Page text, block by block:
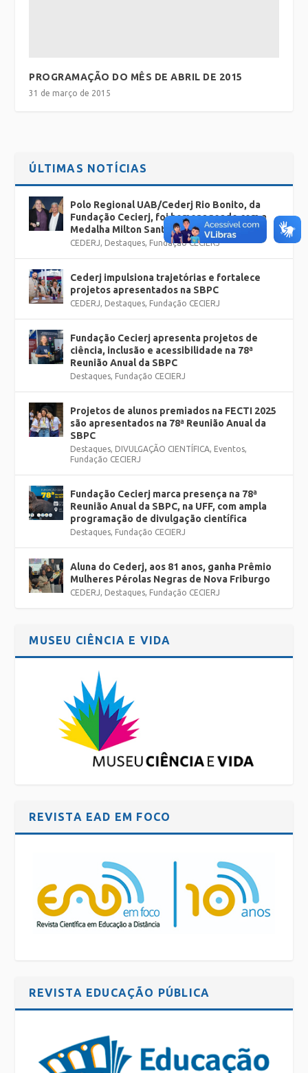
PROGRAMAÇÃO DO MÊS DE ABRIL DE 2015
31 de março de 2015
ÚLTIMAS NOTÍCIAS
Polo Regional UAB/Cederj Rio Bonito, da
Fundação Cecierj, foi homenageado com a
Medalha Milton Santos pela SBPC Jovem
CEDERJ, Destaques, Fundação CECIERJ
Cederj impulsiona trajetórias e fortalece
projetos apresentados na SBPC
CEDERJ, Destaques, Fundação CECIERJ
Fundação Cecierj apresenta projetos de
ciência, inclusão e acessibilidade na 78ª
Reunião Anual da SBPC
Destaques, Fundação CECIERJ
Projetos de alunos premiados na FECTI 2025
são apresentados na 78ª Reunião Anual da
SBPC
Destaques, DIVULGAÇÃO CIENTÍFICA, Eventos,
Fundação CECIERJ
Fundação Cecierj marca presença na 78ª
Reunião Anual da SBPC, na UFF, com ampla
programação de divulgação científica
Destaques, Fundação CECIERJ
Aluna do Cederj, aos 81 anos, ganha Prêmio
Mulheres Pérolas Negras de Nova Friburgo
CEDERJ, Destaques, Fundação CECIERJ
MUSEU CIÊNCIA E VIDA
REVISTA EAD EM FOCO
REVISTA EDUCAÇÃO PÚBLICA